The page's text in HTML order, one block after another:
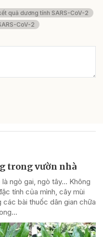
quả dương tính SARS-CoV-2
CoV-2
trong vườn nhà
ngò gai, ngò tây… Không
tính của mình, cây mùi
bài thuốc dân gian chữa